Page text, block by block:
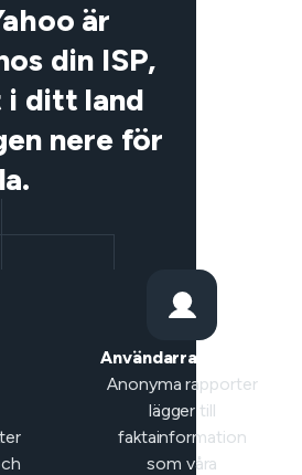
är
din ISP,
i ditt land
nere för
Användarrapporter
Anonyma rapporter
lägger till
faktainformation
som våra